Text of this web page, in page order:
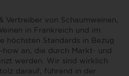
Vertreiber von Schaumweinen,
in Frankreich und im
höchsten Standards in Bezug
an, die durch Markt- und
werden. Wir sind wirklich
darauf, führend in der